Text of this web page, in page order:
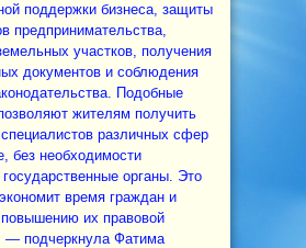
поддержки бизнеса, защиты
предпринимательства,
участков, получения
документов и соблюдения
Подобные
жителям получить
специалистов различных сфер
без необходимости
органы. Это
время граждан и
повышению их правовой
— подчеркнула Фатима